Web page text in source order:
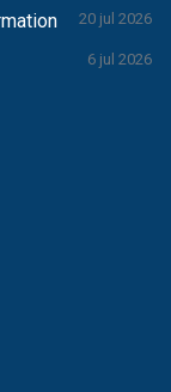
20 jul 2026
6 jul 2026